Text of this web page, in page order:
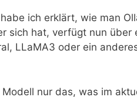
habe ich erklärt, wie man
sich hat, verfügt nun über
LLaMA3 oder ein
Modell nur das, was im